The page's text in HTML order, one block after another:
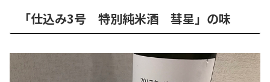
「仕込み3号 特別純米酒 彗星」の味